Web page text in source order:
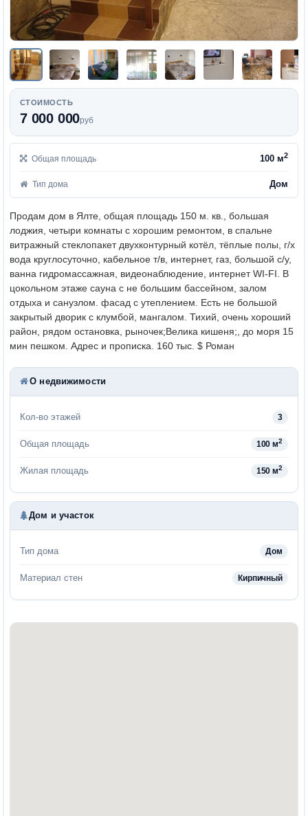
СТОИМОСТЬ
7 000 000руб
Общая площадь 100 м2
Тип дома Дом
Продам дом в Ялте, общая площадь 150 м. кв., большая
лоджия, четыри комнаты с хорошим ремонтом, в спальне
витражный стеклопакет двухконтурный котёл, тёплые полы, г/х
вода круглосуточно, кабельное т/в, интернет, газ, большой с/у,
ванна гидромассажная, видеонаблюдение, интернет WI-FI. В
цокольном этаже сауна с не большим бассейном, залом
отдыха и санузлом. фасад с утеплением. Есть не большой
закрытый дворик с клумбой, мангалом. Тихий, очень хороший
район, рядом остановка, рыночек;Велика кишеня;, до моря 15
мин пешком. Адрес и прописка. 160 тыс. $ Роман
О недвижимости
Кол-во этажей 3
Общая площадь 100 м2
Жилая площадь 150 м2
Дом и участок
Тип дома Дом
Материал стен Кирпичный